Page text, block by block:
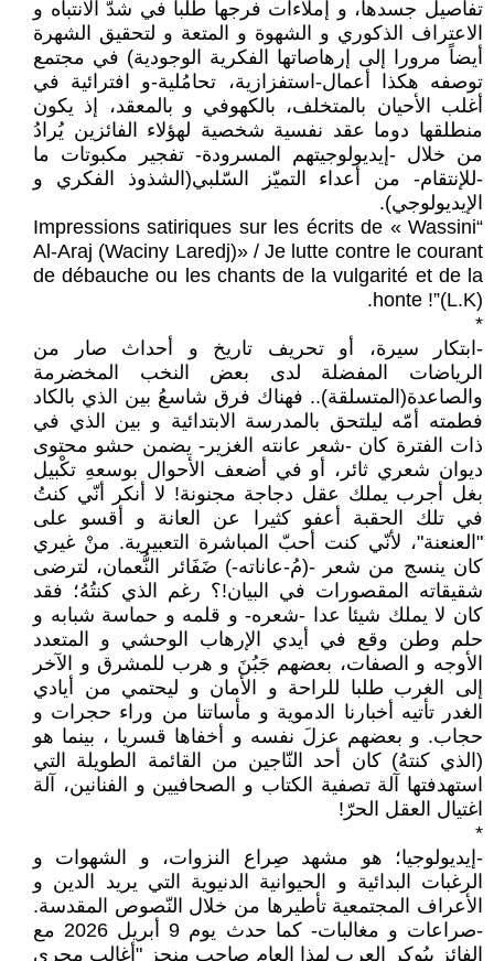
تفاصيل جسدها، و إملاءات فرجها طلبا في شدّ الانتباه و
الاعتراف الذكوري و الشهوة و المتعة و لتحقيق الشهرة
أيضاً مرورا إلى إرهاصاتها الفكرية الوجودية) في مجتمع
توصفه هكذا أعمال-استفزازية، تحامُلية-و افترائية في
أغلب الأحيان بالمتخلف، بالكهوفي و بالمعقد، إذ يكون
منطلقها دوما عقد نفسية شخصية لهؤلاء الفائزين يُرادُ
من خلال -إيديولوجيتهم المسرودة- تفجير مكبوتات ما
-للإنتقام- من أعداء التميّز السّلبي(الشذوذ الفكري و
الإيديولوجي).
“Impressions satiriques sur les écrits de « Wassini
Al-Araj (Waciny Laredj)» / Je lutte contre le courant
de débauche ou les chants de la vulgarité et de la
honte !”(L.K).
*
-ابتكار سيرة، أو تحريف تاريخ و أحداث صار من
الرياضات المفضلة لدى بعض النخب المخضرمة
والصاعدة(المتسلقة).. فهناك فرق شاسعُ بين الذي بالكاد
فطمته أمّه ليلتحق بالمدرسة الابتدائية و بين الذي في
ذات الفترة كان -شعر عانته الغزير- يضمن حشو محتوى
ديوان شعري ثائر، أو في أضعف الأحوال بوسعهِ تكْبيل
بغل أجرب يملك عقل دجاجة مجنونة! لا أنكر أنّي كنتُ
في تلك الحقبة أعفو كثيرا عن العانة و أقسو على
"العنعنة"، لأنّي كنت أحبّ المباشرة التعبيرية. منْ غيري
كان ينسج من شعر -(مُ-عاناته-) ضَفَائر النُّعمان، لترضى
شقيقاته المقصورات في البيان!؟ رغم الذي كنتُهُ؛ فقد
كان لا يملك شيئا عدا -شعره- و قلمه و حماسة شبابه و
حلم وطن وقع في أيدي الإرهاب الوحشي و المتعدد
الأوجه و الصفات، بعضهم جَبُنَ و هرب للمشرق و الآخر
إلى الغرب طلبا للراحة و الأمان و ليحتمي من أيادي
الغدر تأتيه أخبارنا الدموية و مأساتنا من وراء حجرات و
حجاب. و بعضهم عزلَ نفسه و أخفاها قسريا ، بينما هو
(الذي كنتهُ) كان أحد النّاجين من القائمة الطويلة التي
استهدفتها آلة تصفية الكتاب و الصحافيين و الفنانين، آلة
اغتيال العقل الحرّ!
*
-إيديولوجيا؛ هو مشهد صِراع النزوات، و الشهوات و
الرغبات البدائية و الحيوانية الدنيوية التي يريد الدين و
الأعراف المجتمعية تأطيرها من خلال النّصوص المقدسة.
-صراعات و مغالبات- كما حدث يوم 9 أبريل 2026 مع
الفائز ببُوكر العرب لهذا العام صاحب منجز "أغالب مجرى